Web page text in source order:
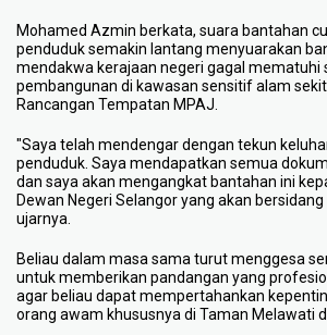
Mohamed Azmin berkata, suara bantahan
penduduk semakin lantang menyuarakan
mendakwa kerajaan negeri gagal mematuhi
pembangunan di kawasan sensitif alam
Rancangan Tempatan MPAJ.
"Saya telah mendengar dengan tekun
penduduk. Saya mendapatkan semua
dan saya akan mengangkat bantahan ini
Dewan Negeri Selangor yang akan bersidang
ujarnya.
Beliau dalam masa sama turut menggesa
untuk memberikan pandangan yang
agar beliau dapat mempertahankan
orang awam khususnya di Taman Melawati